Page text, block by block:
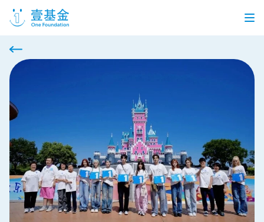
首页
信息披露
公益项目
个人捐赠